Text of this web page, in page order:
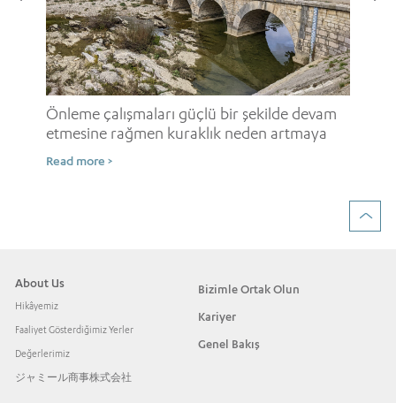
Önleme çalışmaları güçlü bir şekilde devam
etmesine rağmen kuraklık neden artmaya
devam ediyor?
Read more >
About Us
Hikâyemiz
Faaliyet Gösterdiğimiz Yerler
Değerlerimiz
ジャミール商事株式会社
Bizimle Ortak Olun
Kariyer
Genel Bakış